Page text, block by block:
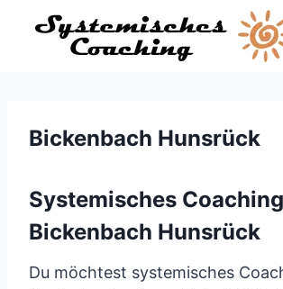
Inhalt
Bickenbach Hunsrück
Systemisches Coaching
Bickenbach Hunsrück
Du möchtest systemisches